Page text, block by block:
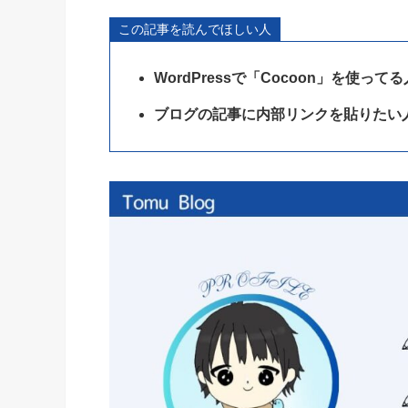
この記事を読んでほしい人
WordPressで「Cocoon」を使ってる
ブログの記事に内部リンクを貼りたい